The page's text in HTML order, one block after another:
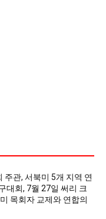
주관, 서북미 5개 지역 연
대회, 7월 27일 써리 크
목회자 교제와 연합의